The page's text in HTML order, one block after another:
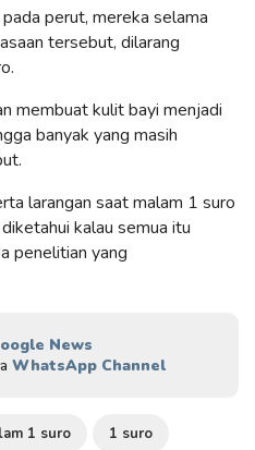
perut, mereka selama
tersebut, dilarang
membuat kulit bayi menjadi
banyak yang masih
larangan saat malam 1 suro
kalau semua itu
penelitian yang
News
WhatsApp Channel
1 suro 1 suro